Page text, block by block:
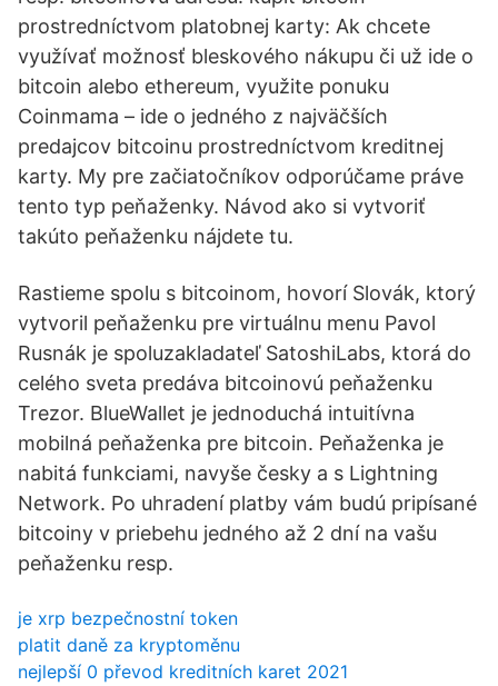
prostredníctvom platobnej karty: Ak chcete
využívať možnosť bleskového nákupu či už ide o
bitcoin alebo ethereum, využite ponuku
Coinmama – ide o jedného z najväčších
predajcov bitcoinu prostredníctvom kreditnej
karty. My pre začiatočníkov odporúčame práve
tento typ peňaženky. Návod ako si vytvoriť
takúto peňaženku nájdete tu.
Rastieme spolu s bitcoinom, hovorí Slovák, ktorý
vytvoril peňaženku pre virtuálnu menu Pavol
Rusnák je spoluzakladateľ SatoshiLabs, ktorá do
celého sveta predáva bitcoinovú peňaženku
Trezor. BlueWallet je jednoduchá intuitívna
mobilná peňaženka pre bitcoin. Peňaženka je
nabitá funkciami, navyše česky a s Lightning
Network. Po uhradení platby vám budú pripísané
bitcoiny v priebehu jedného až 2 dní na vašu
peňaženku resp.
je xrp bezpečnostní token
platit daně za kryptoměnu
nejlepší 0 převod kreditních karet 2021